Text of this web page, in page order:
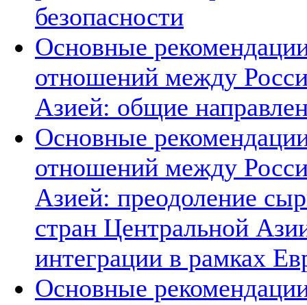
безопасности
Основные
отношений между
Азией: общие
Основные
отношений между
Азией: преодоление
стран Центральной
интеграции в рамках
Основные